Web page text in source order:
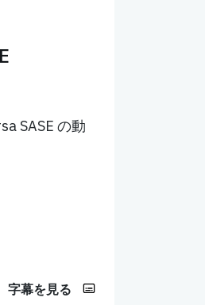
SASE の動
字幕を見る